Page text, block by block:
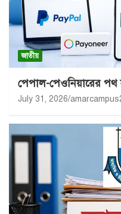
জাতীয়
পেপাল-পেওনিয়ারের
July 31, 2026